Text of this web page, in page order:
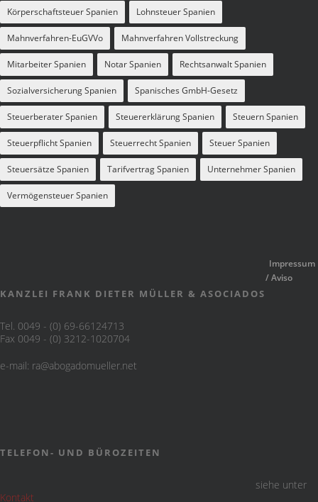
Körperschaftsteuer Spanien Lohnsteuer Spanien
Mahnverfahren-EuGVVo Mahnverfahren Vollstreckung
Mitarbeiter Spanien Notar Spanien Rechtsanwalt Spanien
Sozialversicherung Spanien Spanisches GmbH-Gesetz
Steuerberater Spanien Steuererklärung Spanien Steuern Spanien
Steuerpflicht Spanien Steuerrecht Spanien Steuer Spanien
Steuersätze Spanien Tarifvertrag Spanien Unternehmer Spanien
Vermögensteuer Spanien
KANZLEI FRANK DIETER MÜLLER & ASOCIADOS
Tel. 0049 - (0) 69-66124713
Fax 0049 - (0) 3212-1020704
e-mail: ra@abogadomueller.net
TELEFON- UND BÜROZEITEN
siehe unter
Kontakt
Impressum
/ Aviso